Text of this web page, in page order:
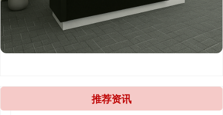
推荐资讯